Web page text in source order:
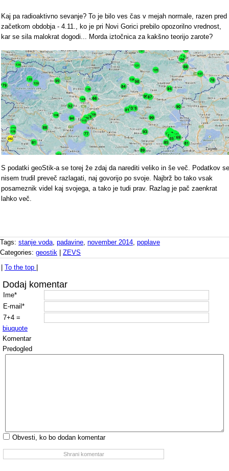
Kaj pa radioaktivno sevanje? To je bilo ves čas v mejah normale, razen pred
začetkom obdobja - 4.11., ko je pri Novi Gorici prebilo opozorilno vrednost,
kar se sila malokrat dogodi... Morda iztočnica za kakšno teorijo zarote?
S podatki geoStik-a se torej že zdaj da narediti veliko in še več. Podatkov se
nisem trudil preveč razlagati, naj govorijo po svoje. Najbrž bo tako vsak
posameznik videl kaj svojega, a tako je tudi prav. Razlag je pač zaenkrat
lahko več.
Tags: stanje voda, padavine, november 2014, poplave
Categories: geostik
ZEVS
To the top
Dodaj komentar
Ime*
E-mail*
7+4 =
biuquote
Komentar
Predogled
Obvesti, ko bo dodan komentar